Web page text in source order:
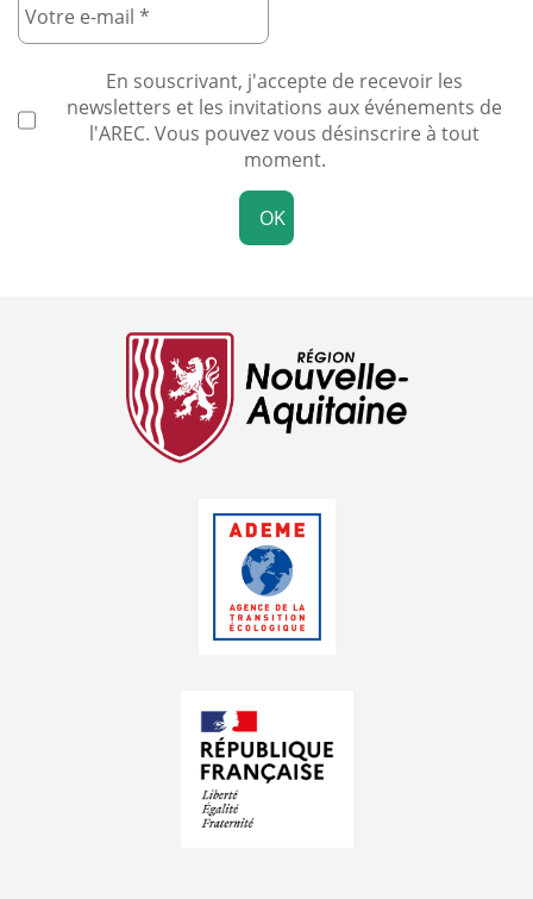
En souscrivant, j'accepte de recevoir les
newsletters et les invitations aux événements de
l'AREC. Vous pouvez vous désinscrire à tout
moment.